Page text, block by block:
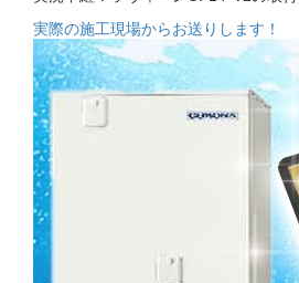
実際の施工現場からお送りします！